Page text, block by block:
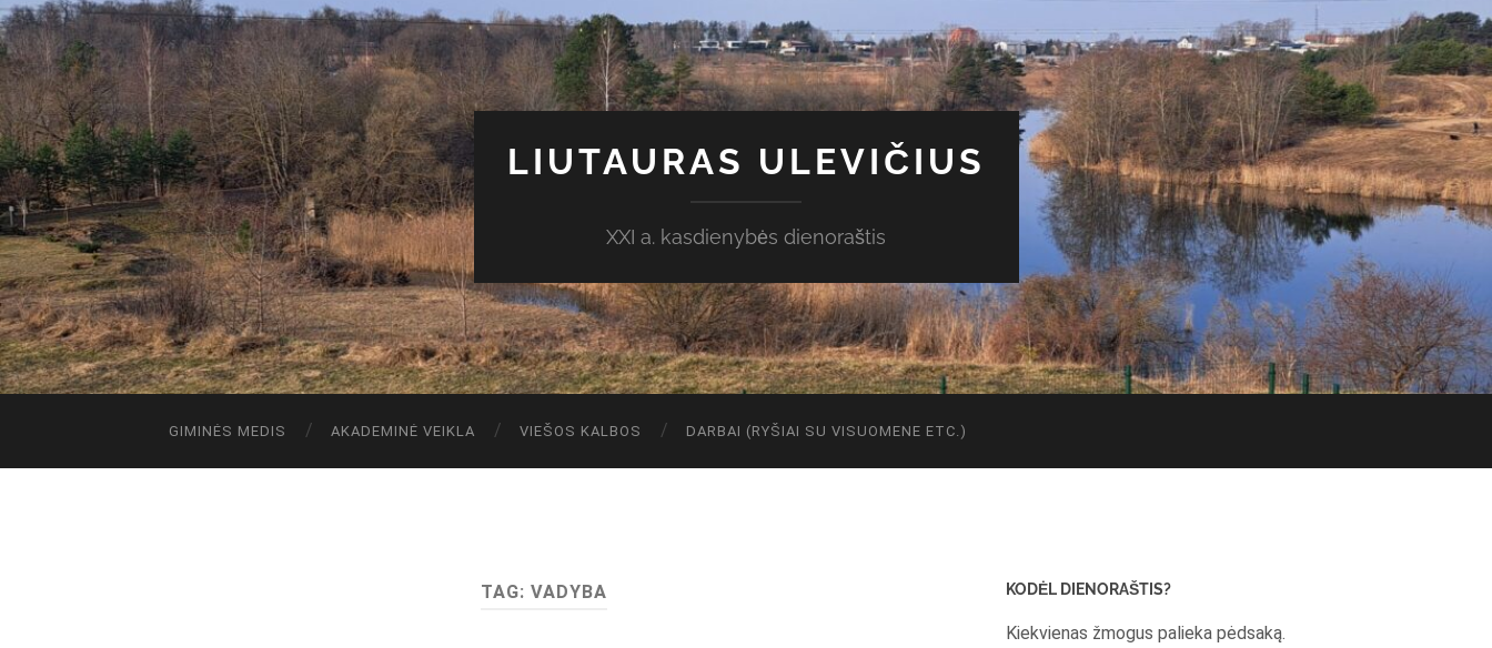
LIUTAURAS ULEVIČIUS
XXI a. kasdienybės dienoraštis
GIMINĖS MEDIS AKADEMINĖ VEIKLA VIEŠOS KALBOS DARBAI (RYŠIAI SU VISUOMENE ETC.)
TAG: VADYBA KODĖL DIENORAŠTIS?
Kiekvienas žmogus palieka pėdsaką.